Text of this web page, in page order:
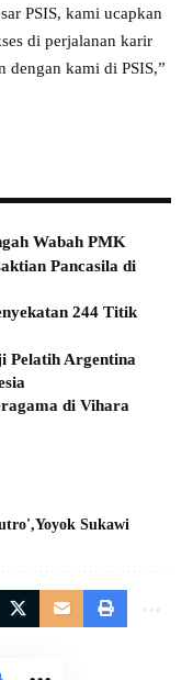
PSIS, kami ucapkan
di perjalanan karir
dengan kami di PSIS,”
Wabah PMK
Pancasila di
244 Titik
Pelatih Argentina
di Vihara
Yoyok Sukawi